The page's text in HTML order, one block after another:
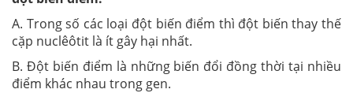
A. Trong số các loại đột biến điểm thì đột biến thay thế
cặp nuclêôtit là ít gây hại nhất.
B. Đột biến điểm là những biến đổi đồng thời tại nhiều
điểm khác nhau trong gen.